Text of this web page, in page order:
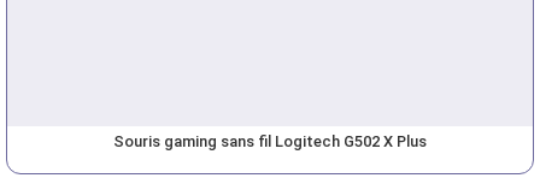
Souris gaming sans fil Logitech G502 X Plus